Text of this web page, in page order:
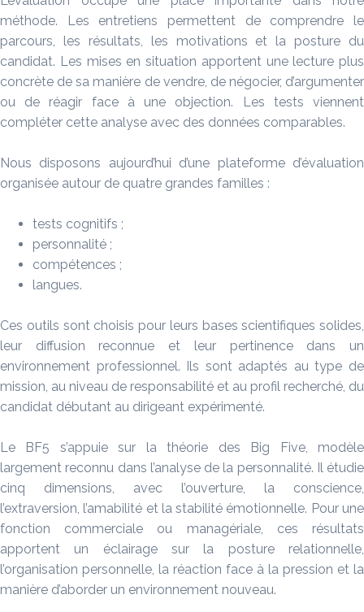
méthode. Les entretiens permettent de comprendre le
parcours, les résultats, les motivations et la posture du
candidat. Les mises en situation apportent une lecture plus
concrète de sa manière de vendre, de négocier, d’argumenter
ou de réagir face à une objection. Les tests viennent
compléter cette analyse avec des données comparables.
Nous disposons aujourd’hui d’une plateforme d’évaluation
organisée autour de quatre grandes familles :
tests cognitifs ;
personnalité ;
compétences ;
langues.
Ces outils sont choisis pour leurs bases scientifiques solides,
leur diffusion reconnue et leur pertinence dans un
environnement professionnel. Ils sont adaptés au type de
mission, au niveau de responsabilité et au profil recherché, du
candidat débutant au dirigeant expérimenté.
Le BF5 s’appuie sur la théorie des Big Five, modèle
largement reconnu dans l’analyse de la personnalité. Il étudie
cinq dimensions, avec l’ouverture, la conscience,
l’extraversion, l’amabilité et la stabilité émotionnelle. Pour une
fonction commerciale ou managériale, ces résultats
apportent un éclairage sur la posture relationnelle,
l’organisation personnelle, la réaction face à la pression et la
manière d’aborder un environnement nouveau.